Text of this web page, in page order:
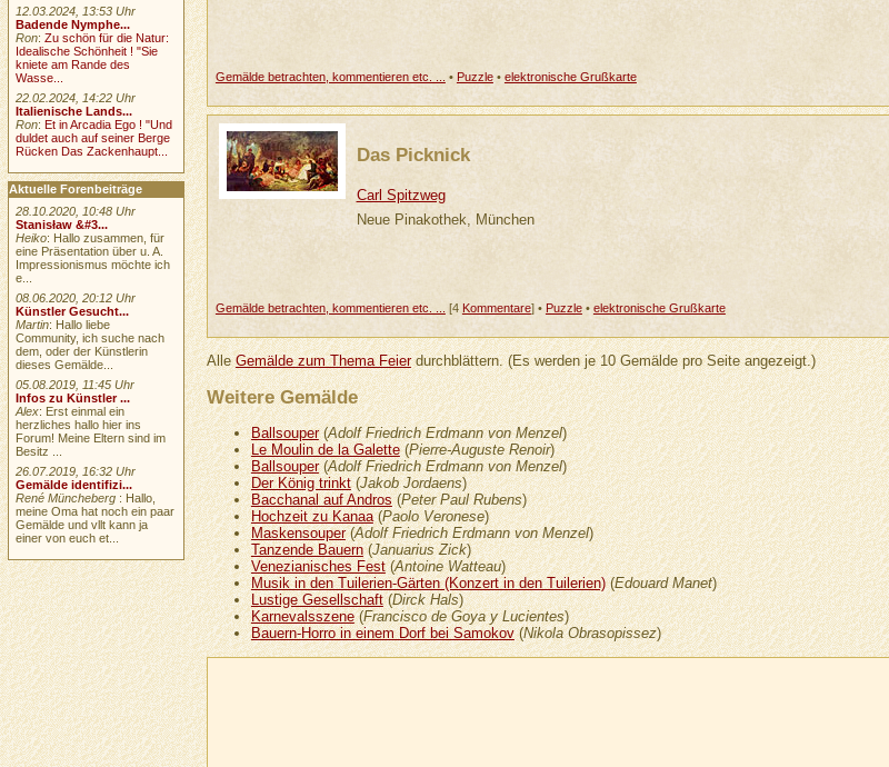
Gemälde betrachten, kommentieren etc. ...
• Puzzle• elektronische Grußkarte
Das Picknick
Carl Spitzweg
Neue Pinakothek, München
Gemälde betrachten, kommentieren etc. ...
[4 Kommentare] • Puzzle• elektronische Grußkarte
AlleGemälde zum Thema Feierdurchblättern. (Es werden je 10 Gemälde pro Seite angezeigt.)
Weitere Gemälde
Ballsouper(Adolf Friedrich Erdmann von Menzel)
Le Moulin de la Galette(Pierre-Auguste Renoir)
Ballsouper(Adolf Friedrich Erdmann von Menzel)
Der König trinkt(Jakob Jordaens)
Bacchanal auf Andros(Peter Paul Rubens)
Hochzeit zu Kanaa(Paolo Veronese)
Maskensouper(Adolf Friedrich Erdmann von Menzel)
Tanzende Bauern(Januarius Zick)
Venezianisches Fest(Antoine Watteau)
Musik in den Tuilerien-Gärten (Konzert in den Tuilerien)(Edouard Manet)
Lustige Gesellschaft(Dirck Hals)
Karnevalsszene(Francisco de Goya y Lucientes)
Bauern-Horro in einem Dorf bei Samokov(Nikola Obrasopissez)
12.03.2024, 13:53 Uhr
Badende Nymphe...
Ron:Zu schön für die Natur:
Idealische Schönheit ! "Sie
kniete am Rande des
Wasse...
22.02.2024, 14:22 Uhr
Italienische Lands...
Ron:Et in Arcadia Ego ! "Und
duldet auch auf seiner Berge
Rücken Das Zackenhaupt...
Aktuelle Forenbeiträge
28.10.2020, 10:48 Uhr
Stanisław &#3...
Heiko: Hallo zusammen, für
eine Präsentation über u. A.
Impressionismus möchte ich
e...
08.06.2020, 20:12 Uhr
Künstler Gesucht...
Martin: Hallo liebe
Community, ich suche nach
dem, oder der Künstlerin
dieses Gemälde...
05.08.2019, 11:45 Uhr
Infos zu Künstler ...
Alex: Erst einmal ein
herzliches hallo hier ins
Forum! Meine Eltern sind im
Besitz ...
26.07.2019, 16:32 Uhr
Gemälde identifizi...
René Müncheberg : Hallo,
meine Oma hat noch ein paar
Gemälde und vllt kann ja
einer von euch et...